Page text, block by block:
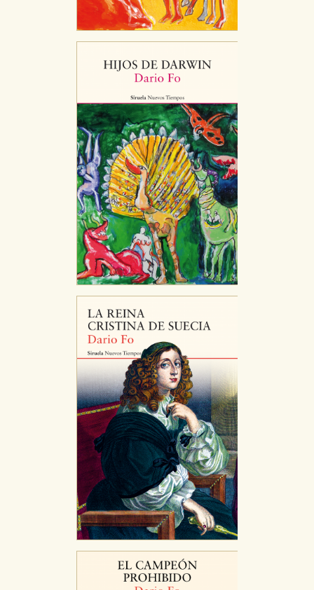
CONFIGURACIÓN DE COOKIES
HABILITAR TODO RECHAZAR TODO
Cookies necesarias
Estas cookies son necesarias para que nuestro sitio
web funcione y no es posible deshabilitarlas desde
nuestro sistema. Es posible hacerlo desde el
navegador, pero en ese caso es posible que algunas
áreas de nuestra web dejen de funcionar
correctamente.
Cookies de rendimiento y analíticas
Estas cookies se utilizan para mejorar su experiencia
de navegación y optimizar el funcionamiento de
nuestro sitio web. Almacenan configuraciones de
servicios para que no tenga que reconfigurarlos cada
vez que nos visita. La información es agregada y, por lo
tanto, es anónima.
Cookies de publicidad y redes sociales
Estas cookies son gestionadas por nuestros socios
publicitarios y se utilizan para mostrar publicidad
relevante para sus intereses en otros sitios. No
almacenan directamente información personal sino
que se basan en la identificación única de su
navegador y dispositivo de internet.
GUARDAR CONFIGURACIÓN
Puede consultar nuestrapolítica de cookies